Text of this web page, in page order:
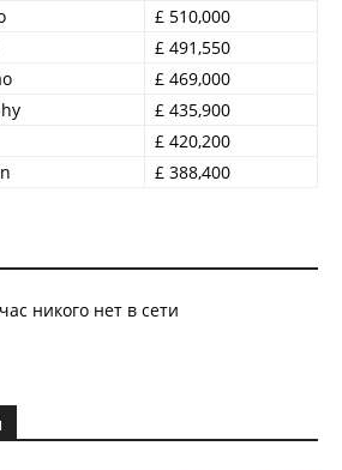
£ 510,000
£ 491,550
£ 469,000
£ 435,900
£ 420,200
£ 388,400
никого нет в сети